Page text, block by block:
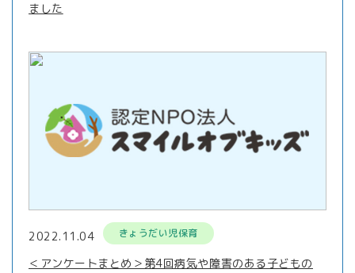
ました
2022.11.04 きょうだい児保育
＜アンケートまとめ＞第4回病気や障害のある子どもの